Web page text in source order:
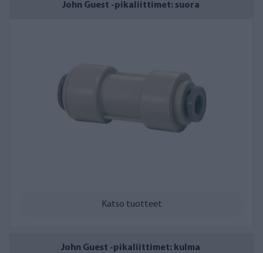
John Guest -pikaliittimet: suora
Katso tuotteet
John Guest -pikaliittimet: kulma